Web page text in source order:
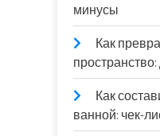
минусы
Как
Как
ванной: чек-